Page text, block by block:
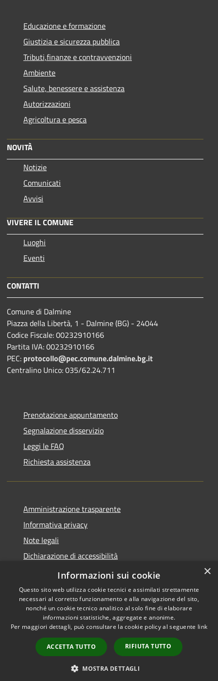
Educazione e formazione
Giustizia e sicurezza pubblica
Tributi,finanze e contravvenzioni
Ambiente
Salute, benessere e assistenza
Autorizzazioni
Agricoltura e pesca
NOVITÀ
Notizie
Comunicati
Avvisi
VIVERE IL COMUNE
Luoghi
Eventi
CONTATTI
Comune di Dalmine
Piazza della Libertà, 1 - Dalmine (BG) - 24044
Codice Fiscale: 00232910166
Partita IVA: 00232910166
PEC: protocollo@pec.comune.dalmine.bg.it
Centralino Unico: 035/62.24.711
Prenotazione appuntamento
Segnalazione disservizio
Leggi le FAQ
Richiesta assistenza
Amministrazione trasparente
Informativa privacy
Note legali
Dichiarazione di accessibilità
Piano di miglioramento del sito
Accessibilità
Copyright © 2026 • Comune di
Dalmine • Powered by
Municipium•
Accesso
redazione
×
Informazioni sui cookie
Questo sito web utilizza cookie tecnici e assimilati strettamente
necessari al corretto funzionamento e alla navigazione del sito,
nonché un cookie tecnico analitico al solo fine di elaborare
informazioni statistiche, aggregate e anonime.
Per maggiori dettagli, può consultare la cookie policy al seguente link
ACCETTA TUTTO RIFIUTA TUTTO
MOSTRA DETTAGLI